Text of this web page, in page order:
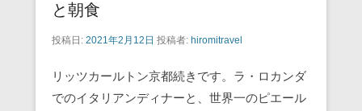
と朝食
投稿日: 2021年2月12日 投稿者: hiromitravel
リッツカールトン京都続きです。ラ・ロカンダ
でのイタリアンディナーと、世界一のピエール